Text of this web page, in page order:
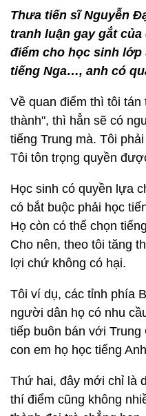
Thưa tiến sĩ Nguyễn
tranh luận gay gắt của
điểm cho học sinh lớp
tiếng Nga…, anh có
Về quan điểm thì tôi tán
thành", thì hẳn sẽ có
tiếng Trung mà. Tôi
Tôi tôn trọng quyền
Học sinh có quyền lựa
có bắt buộc phải học
Họ còn có thể chọn
Cho nên, theo tôi tăng
lợi chứ không có hại.
Tôi ví dụ, các tỉnh phía
người dân họ có nhu
tiếp buôn bán với
con em họ học tiếng
Thứ hai, đây mới chỉ là
thí điểm cũng không